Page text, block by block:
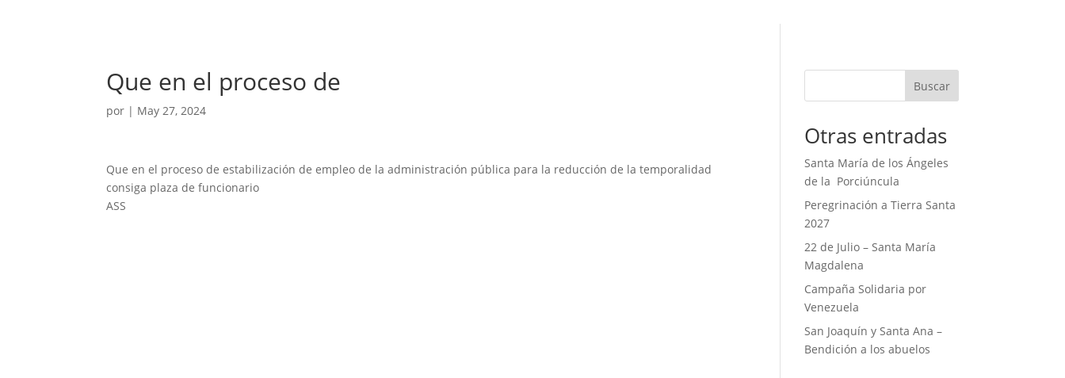
Que en el proceso de
por | May 27, 2024
Que en el proceso de estabilización de empleo de la administración pública para la reducción de la temporalidad
consiga plaza de funcionario
ASS
Buscar
Otras entradas
Santa María de los Ángeles
de la Porciúncula
Peregrinación a Tierra Santa
2027
22 de Julio – Santa María
Magdalena
Campaña Solidaria por
Venezuela
San Joaquín y Santa Ana –
Bendición a los abuelos